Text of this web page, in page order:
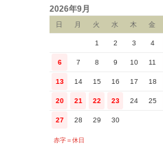
2026年9月
日 月 火 水 木 金
1 2 3 4
6 7 8 9 10 11
13 14 15 16 17 18
20 21 22 23 24 25
27 28 29 30
赤字＝休日